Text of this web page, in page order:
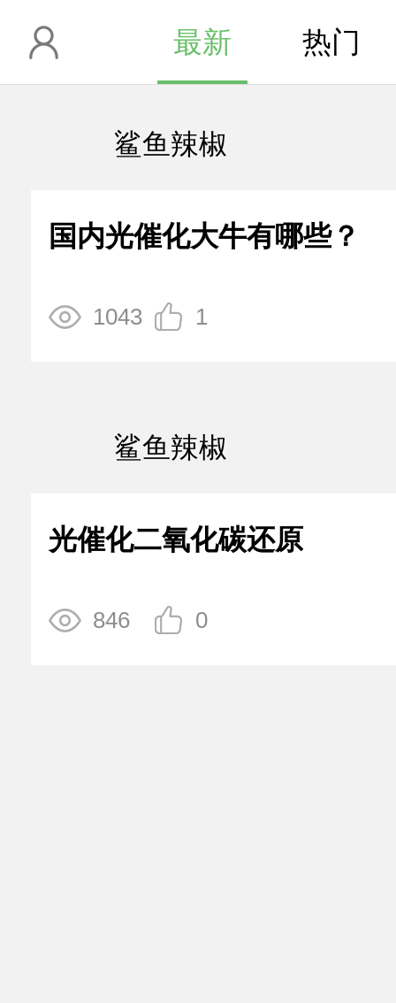
最新 热门
鲨鱼辣椒
国内光催化大牛有哪些？
1043 1
鲨鱼辣椒
光催化二氧化碳还原
846 0